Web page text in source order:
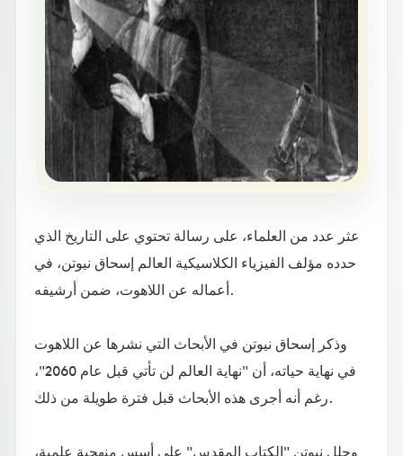
عثر عدد من العلماء، على رسالة تحتوي على التاريخ الذي
حدده مؤلف الفيزياء الكلاسيكية العالم إسحاق نيوتن، في
أعماله عن اللاهوت، ضمن أرشيفه.
وذكر إسحاق نيوتن في الأبحاث التي نشرها عن اللاهوت
في نهاية حياته، أن "نهاية العالم لن تأتي قبل عام 2060"،
رغم أنه أجرى هذه الأبحاث قبل فترة طويلة من ذلك.
وحلل نيوتن "الكتاب المقدس" على أسس منهجية علمية،